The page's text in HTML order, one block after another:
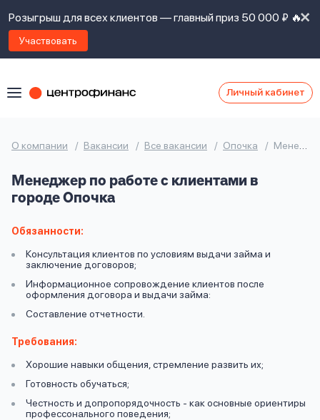
Розыгрыш для всех клиентов — главный приз 50 000 ₽ 🔥
Участвовать
Личный кабинет
О компании Вакансии Все вакансии Опочка Менеджер по работе с клиентами
Менеджер по работе с клиентами в
городе Опочка
Обязанности:
Консультация клиентов по условиям выдачи займа и
заключение договоров;
Информационное сопровождение клиентов после
оформления договора и выдачи займа:
Составление отчетности.
Требования:
Хорошие навыки общения, стремление развить их;
Готовность обучаться;
Честность и допропорядочность - как основные ориентиры
профессонального поведения;
контакты
Задать
Ок
Ок
Я
правилами
предоставления
политикой
даю
согласие
на
обработку
личных